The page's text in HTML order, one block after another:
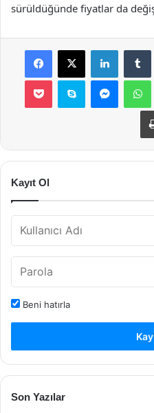
sürüldüğünde fiyatlar da
Facebook
X LinkedIn
Pocket Skype
Kayıt Ol
Beni hatırla
Son Yazılar